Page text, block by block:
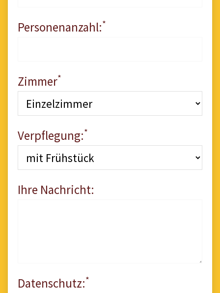
Personenanzahl:*
Zimmer*
Verpflegung:*
Ihre Nachricht:
Datenschutz:*